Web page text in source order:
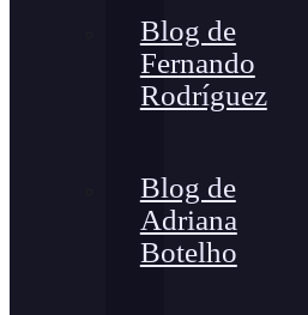
Blog de
Fernando
Rodríguez
Blog de
Adriana
Botelho